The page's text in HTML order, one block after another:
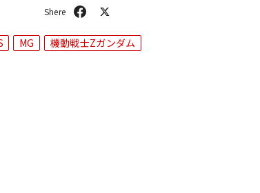
シ
ア
ト
MG 機動戦士Zガンダム